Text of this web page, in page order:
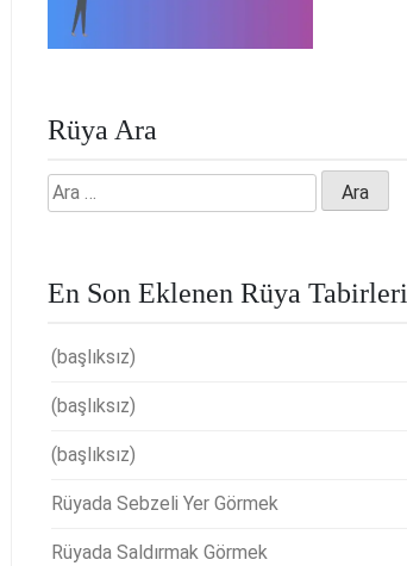
Rüya Ara
Arama:
En Son Eklenen Rüya Tabirleri
(başlıksız)
(başlıksız)
(başlıksız)
Rüyada Sebzeli Yer Görmek
Rüyada Saldırmak Görmek